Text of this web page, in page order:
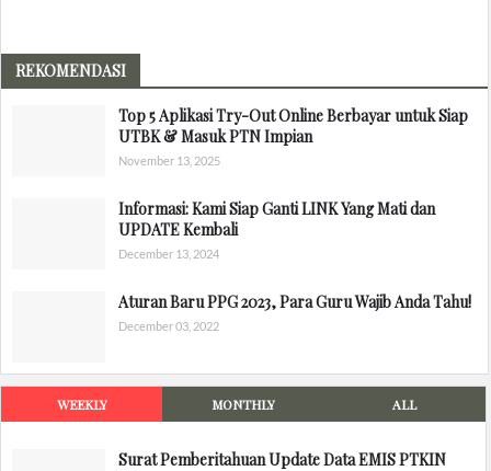
REKOMENDASI
Top 5 Aplikasi Try-Out Online Berbayar untuk Siap
UTBK & Masuk PTN Impian
November 13, 2025
Informasi: Kami Siap Ganti LINK Yang Mati dan
UPDATE Kembali
December 13, 2024
Aturan Baru PPG 2023, Para Guru Wajib Anda Tahu!
December 03, 2022
WEEKLY MONTHLY ALL
Surat Pemberitahuan Update Data EMIS PTKIN